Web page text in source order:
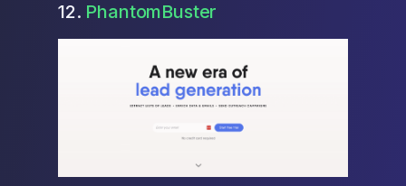
12. PhantomBuster